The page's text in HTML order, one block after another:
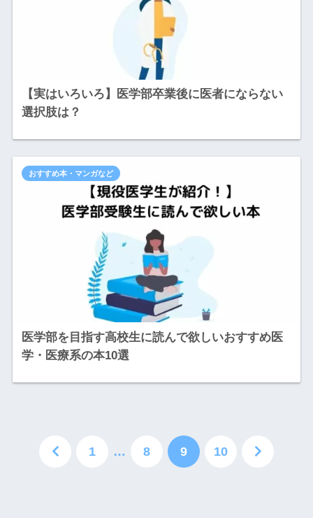
【実はいろいろ】医学部卒業後に医者にならない
選択肢は？
医学部を目指す高校生に読んで欲しいおすすめ医
学・医療系の本10選
おすすめ本・マンガなど
1 … 8 9 10